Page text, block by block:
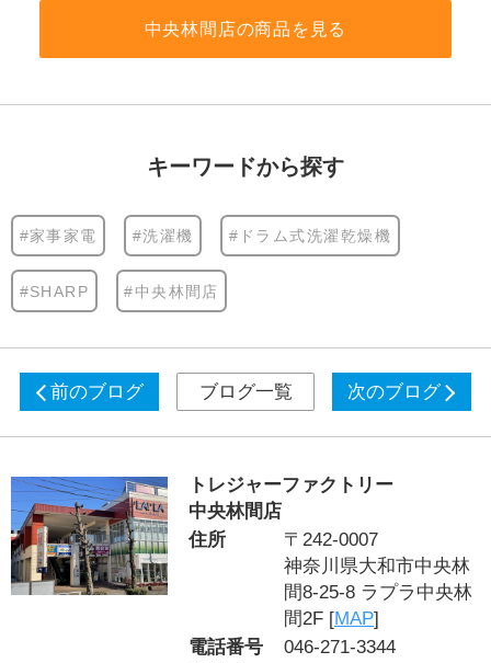
中央林間店の商品を見る
キーワードから探す
#家事家電 #洗濯機 #ドラム式洗濯乾燥機
#SHARP #中央林間店
前のブログ ブログ一覧 次のブログ
トレジャーファクトリー
中央林間店
住所
〒242-0007
神奈川県大和市中央林
間8-25-8 ラプラ中央林
間2F [MAP]
電話番号
046-271-3344